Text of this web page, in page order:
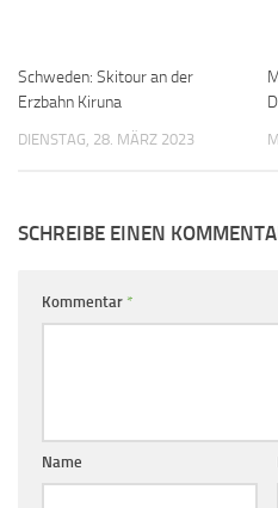
Schweden: Skitour an der
Erzbahn Kiruna
DIENSTAG, 28. MÄRZ 2023
SCHREIBE EINEN
Kommentar *
Name